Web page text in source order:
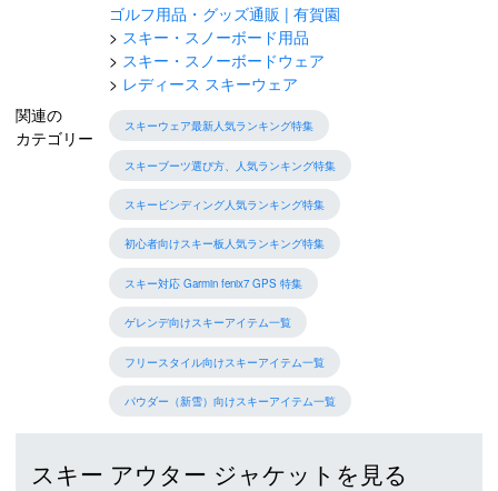
ゴルフ用品・グッズ通販 | 有賀園
スキー・スノーボード用品
スキー・スノーボードウェア
レディース スキーウェア
関連の
カテゴリー
スキーウェア最新人気ランキング特集
スキーブーツ選び方、人気ランキング特集
スキービンディング人気ランキング特集
初心者向けスキー板人気ランキング特集
スキー対応 Garmin fenix7 GPS 特集
ゲレンデ向けスキーアイテム一覧
フリースタイル向けスキーアイテム一覧
パウダー（新雪）向けスキーアイテム一覧
スキー アウター ジャケットを見る